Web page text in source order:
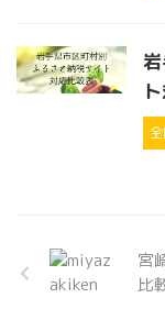
宮
比